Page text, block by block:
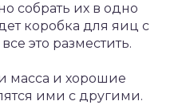
собрать их в одно
коробка для яиц с
это разместить.
масса и хорошие
ими с другими.